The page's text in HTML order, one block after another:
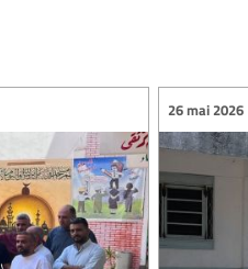
26 mai 2026